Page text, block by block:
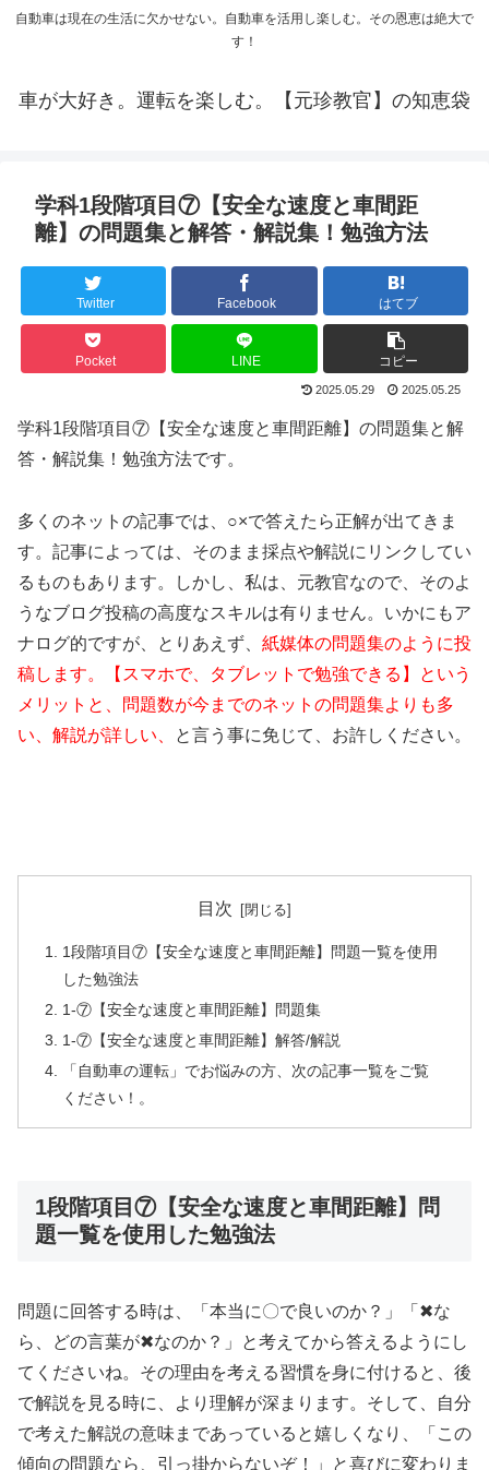
自動車は現在の生活に欠かせない。自動車を活用し楽しむ。その恩恵は絶大で
す！
車が大好き。運転を楽しむ。【元珍教官】の知恵袋
学科1段階項目⑦【安全な速度と車間距
離】の問題集と解答・解説集！勉強方法
Twitter Facebook はてブ
Pocket LINE コピー
2025.05.29 2025.05.25
学科1段階項目⑦【安全な速度と車間距離】の問題集と解
答・解説集！勉強方法です。
多くのネットの記事では、○×で答えたら正解が出てきま
す。記事によっては、そのまま採点や解説にリンクしてい
るものもあります。しかし、私は、元教官なので、そのよ
うなブログ投稿の高度なスキルは有りません。いかにもア
ナログ的ですが、とりあえず、 紙媒体の問題集のように投
稿します。【スマホで、タブレットで勉強できる】という
メリットと、問題数が今までのネットの問題集よりも多
い、解説が詳しい、
と言う事に免じて、お許しください。
目次
1段階項目⑦【安全な速度と車間距離】問題一覧を使用
した勉強法
1-⑦【安全な速度と車間距離】問題集
1-⑦【安全な速度と車間距離】解答/解説
「自動車の運転」でお悩みの方、次の記事一覧をご覧
ください！。
1段階項目⑦【安全な速度と車間距離】問
題一覧を使用した勉強法
問題に回答する時は、「本当に〇で良いのか？」「✖な
ら、どの言葉が✖なのか？」と考えてから答えるようにし
てくださいね。その理由を考える習慣を身に付けると、後
で解説を見る時に、より理解が深まります。そして、自分
で考えた解説の意味まであっていると嬉しくなり、「この
傾向の問題なら、引っ掛からないぞ！」と喜びに変わりま